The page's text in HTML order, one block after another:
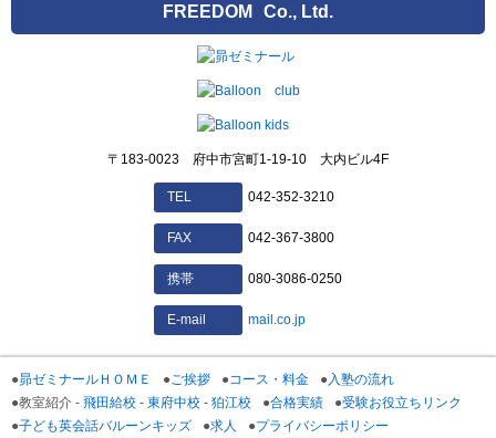
FREEDOM Co., Ltd.
〒183-0023 府中市宮町1-19-10 大内ビル4F
TEL 042-352-3210
FAX 042-367-3800
携帯 080-3086-0250
E-mail mail.co.jp
昴ゼミナールＨＯＭＥ ご挨拶 コース・料金
入塾の流れ
教室紹介 - 飛田給校 - 東府中校 - 狛江校 合格実績
受験お役立ちリンク
子ども英会話バルーンキッズ
求人 プライバシーポリシー